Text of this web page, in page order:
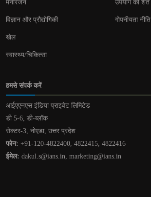
मनोरंजन
विज्ञान और प्रौद्योगिकी
खेल
स्वास्थ्य/चिकित्सा
उपयोग की शर्तें
गोपनीयता नीति
हमसे संपर्क करें
आईएएनएस इंडिया प्राइवेट लिमिटेड
डी 5-6, डी-ब्लॉक
सेक्टर-3, नोएडा, उत्तर प्रदेश
फोन: +91-120-4822400, 4822415, 4822416
ईमेल: dakul.s@ians.in, marketing@ians.in